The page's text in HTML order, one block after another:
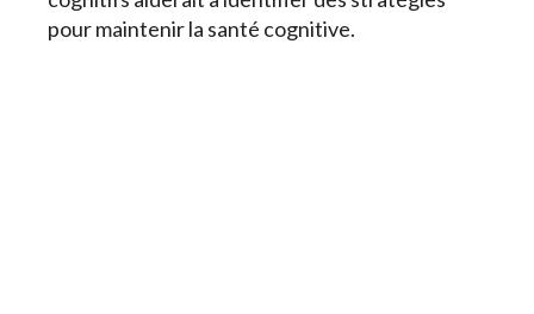
pour maintenir la santé cognitive.